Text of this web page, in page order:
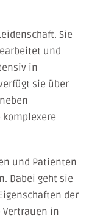
Sie
und
in
sie über
und Patienten
Dabei geht sie
der
Vertrauen in